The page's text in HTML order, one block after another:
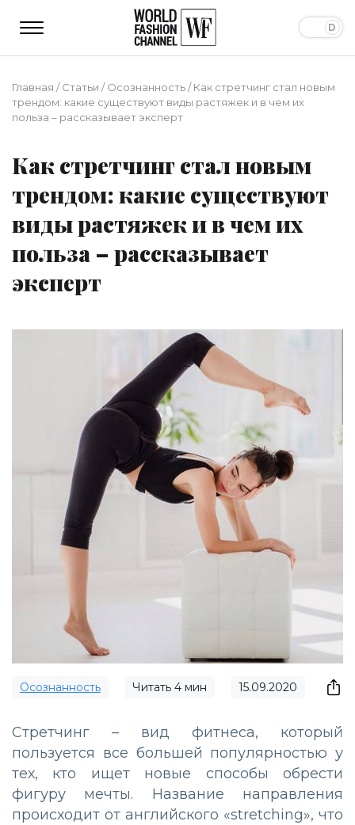
Главная /Статьи /Осознанность/Как стретчинг стал новым
трендом: какие существуют виды растяжек и в чем их
польза – рассказывает эксперт
Как стретчинг стал новым
трендом: какие существуют
виды растяжек и в чем их
польза – рассказывает
эксперт
Осознанность Читать 4 мин 15.09.2020
Стретчинг – вид фитнеса, который
пользуется все большей популярностью у
тех, кто ищет новые способы обрести
фигуру мечты. Название направления
происходит от английского «stretching», что